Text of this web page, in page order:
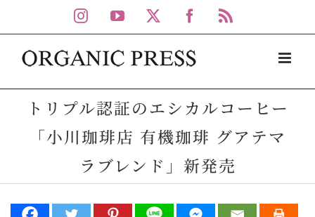
to
content
Instagram
YouTube Facebook
トリプル認証のエシカルコーヒー
「小川珈琲店 有機珈琲 グアテマ
ラブレンド」新発売